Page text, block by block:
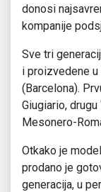
donosi
kompanije
Sve tri
i proizvedene
(Barcelona).
Giugiario,
Mesonero-
Otkako je
prodano je
generacija, u